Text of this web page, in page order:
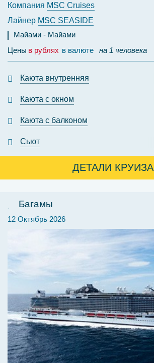
Компания MSC Cruises
Лайнер MSC SEASIDE
Майами
Майами
Цены в рублях в валюте на 1 человека
Каюта внутренняя
Каюта с окном
Каюта с балконом
Сьют
ДЕТАЛИ КРУИЗА
Багамы
12 Октябрь 2026